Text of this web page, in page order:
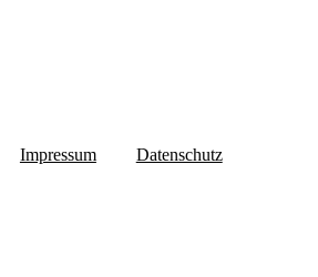
Impressum Datenschutz